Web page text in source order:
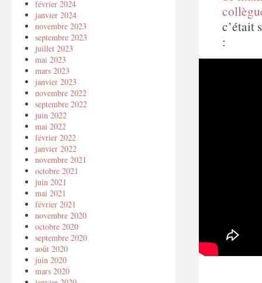
février 2024
janvier 2024
novembre 2023
septembre 2023
juillet 2023
mai 2023
mars 2023
janvier 2023
novembre 2022
septembre 2022
juin 2022
mai 2022
février 2022
janvier 2022
novembre 2021
octobre 2021
juin 2021
mai 2021
février 2021
novembre 2020
octobre 2020
septembre 2020
août 2020
juin 2020
mars 2020
c’était
: